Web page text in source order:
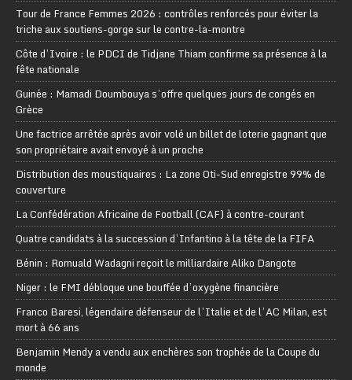
Tour de France Femmes 2026 : contrôles renforcés pour éviter la
triche aux soutiens-gorge sur le contre-la-montre
Côte d’Ivoire : le PDCI de Tidjane Thiam confirme sa présence à la
fête nationale
Guinée : Mamadi Doumbouya s’offre quelques jours de congés en
Grèce
Une factrice arrêtée après avoir volé un billet de loterie gagnant que
son propriétaire avait envoyé à un proche
Distribution des moustiquaires : La zone Oti-Sud enregistre 99% de
couverture
La Confédération Africaine de Football (CAF) à contre-courant
Quatre candidats à la succession d’Infantino à la tête de la FIFA
Bénin : Romuald Wadagni reçoit le milliardaire Aliko Dangote
Niger : le FMI débloque une bouffée d’oxygène financière
Franco Baresi, légendaire défenseur de l’Italie et de l’AC Milan, est
mort à 66 ans
Benjamin Mendy a vendu aux enchères son trophée de la Coupe du
monde